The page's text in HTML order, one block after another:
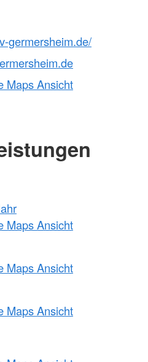
germersheim.de/
Maps Ansicht
Maps Ansicht
Maps Ansicht
Maps Ansicht